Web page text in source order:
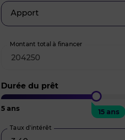
Apport
Montant total à financer
Durée du prêt
5 ans 15 ans
Taux d’intérêt